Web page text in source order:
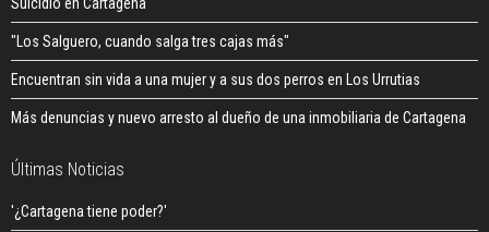
Suicidio en Cartagena
"Los Salguero, cuando salga tres cajas más"
Encuentran sin vida a una mujer y a sus dos perros en Los Urrutias
Más denuncias y nuevo arresto al dueño de una inmobiliaria de Cartagena
Últimas Noticias
'¿Cartagena tiene poder?'